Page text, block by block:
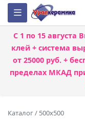
С 1 по 15 августа
клей + система
от 25000 руб. +
пределах МКАД
Каталог/ 500x500